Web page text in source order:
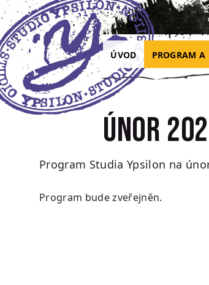
Přejít na hlavní obsah
Přejít na navigaci
Přejít na hledání
ÚVOD PROGRAM A
Únor
Program Studia Ypsilon na
Program bude zveřejněn.